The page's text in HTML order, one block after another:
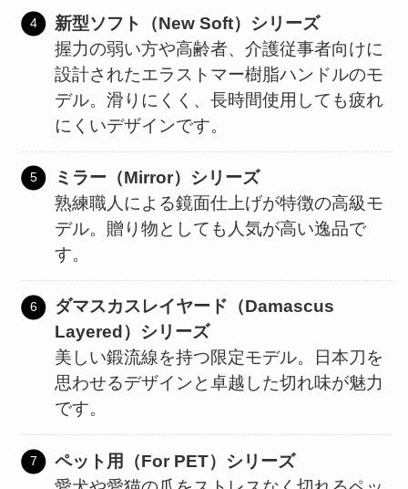
新型ソフト（New Soft）シリーズ
握力の弱い方や高齢者、介護従事者向けに
設計されたエラストマー樹脂ハンドルのモ
デル。滑りにくく、長時間使用しても疲れ
にくいデザインです。
ミラー（Mirror）シリーズ
熟練職人による鏡面仕上げが特徴の高級モ
デル。贈り物としても人気が高い逸品で
す。
ダマスカスレイヤード（Damascus
Layered）シリーズ
美しい鍛流線を持つ限定モデル。日本刀を
思わせるデザインと卓越した切れ味が魅力
です。
ペット用（For PET）シリーズ